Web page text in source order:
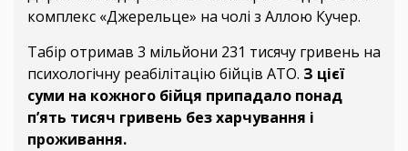
комплекс «Джерельце» на чолі з Аллою Кучер.
Табір отримав 3 мільйони 231 тисячу гривень на
психологічну реабілітацію бійців АТО. З цієї
суми на кожного бійця припадало понад
п’ять тисяч гривень без харчування і
проживання.